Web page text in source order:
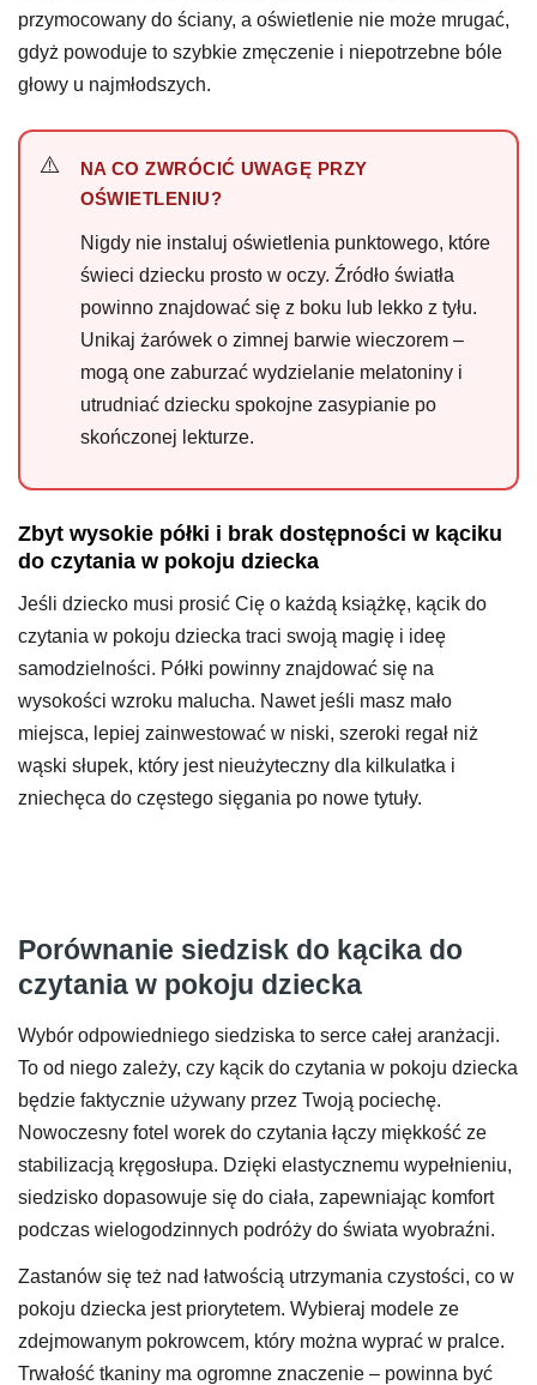
przymocowany do ściany, a oświetlenie nie może mrugać,
gdyż powoduje to szybkie zmęczenie i niepotrzebne bóle
głowy u najmłodszych.
NA CO ZWRÓCIĆ UWAGĘ PRZY
OŚWIETLENIU?
Nigdy nie instaluj oświetlenia punktowego, które
świeci dziecku prosto w oczy. Źródło światła
powinno znajdować się z boku lub lekko z tyłu.
Unikaj żarówek o zimnej barwie wieczorem –
mogą one zaburzać wydzielanie melatoniny i
utrudniać dziecku spokojne zasypianie po
skończonej lekturze.
Zbyt wysokie półki i brak dostępności w kąciku
do czytania w pokoju dziecka
Jeśli dziecko musi prosić Cię o każdą książkę, kącik do
czytania w pokoju dziecka traci swoją magię i ideę
samodzielności. Półki powinny znajdować się na
wysokości wzroku malucha. Nawet jeśli masz mało
miejsca, lepiej zainwestować w niski, szeroki regał niż
wąski słupek, który jest nieużyteczny dla kilkulatka i
zniechęca do częstego sięgania po nowe tytuły.
Porównanie siedzisk do kącika do
czytania w pokoju dziecka
Wybór odpowiedniego siedziska to serce całej aranżacji.
To od niego zależy, czy kącik do czytania w pokoju dziecka
będzie faktycznie używany przez Twoją pociechę.
Nowoczesny fotel worek do czytania łączy miękkość ze
stabilizacją kręgosłupa. Dzięki elastycznemu wypełnieniu,
siedzisko dopasowuje się do ciała, zapewniając komfort
podczas wielogodzinnych podróży do świata wyobraźni.
Zastanów się też nad łatwością utrzymania czystości, co w
pokoju dziecka jest priorytetem. Wybieraj modele ze
zdejmowanym pokrowcem, który można wyprać w pralce.
Trwałość tkaniny ma ogromne znaczenie – powinna być